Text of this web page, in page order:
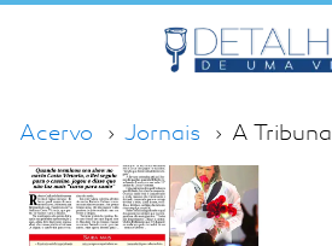
Acervo Jornais A Tribuna